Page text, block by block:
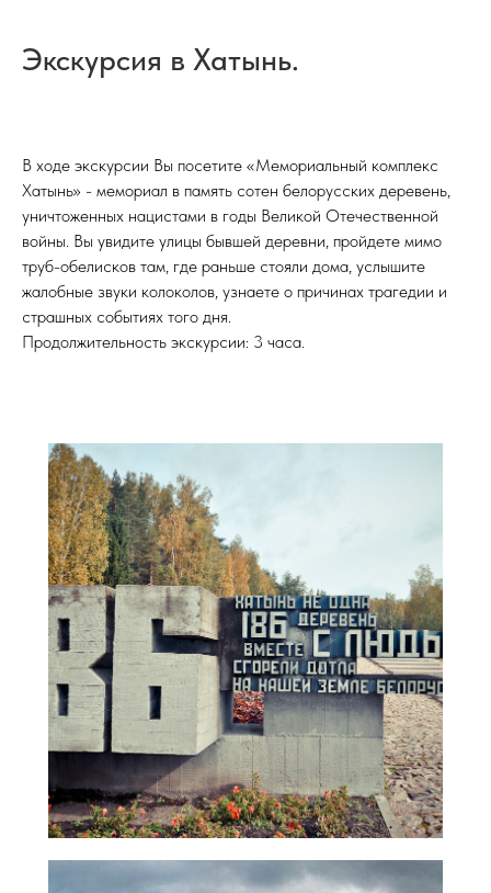
Экскурсия в Хатынь.
В ходе экскурсии Вы посетите «Мемориальный комплекс
Хатынь» - мемориал в память сотен белорусских деревень,
уничтоженных нацистами в годы Великой Отечественной
войны. Вы увидите улицы бывшей деревни, пройдете мимо
труб-обелисков там, где раньше стояли дома, услышите
жалобные звуки колоколов, узнаете о причинах трагедии и
страшных событиях того дня.
Продолжительность экскурсии: 3 часа.